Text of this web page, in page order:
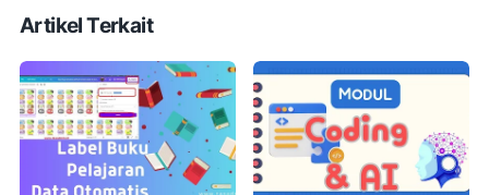
Artikel Terkait